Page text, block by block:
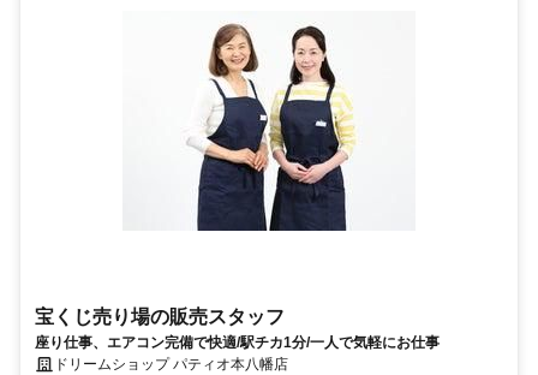
宝くじ売り場の販売スタッフ
座り仕事、エアコン完備で快適/駅チカ1分/一人で気軽にお仕事
ドリームショップ パティオ本八幡店